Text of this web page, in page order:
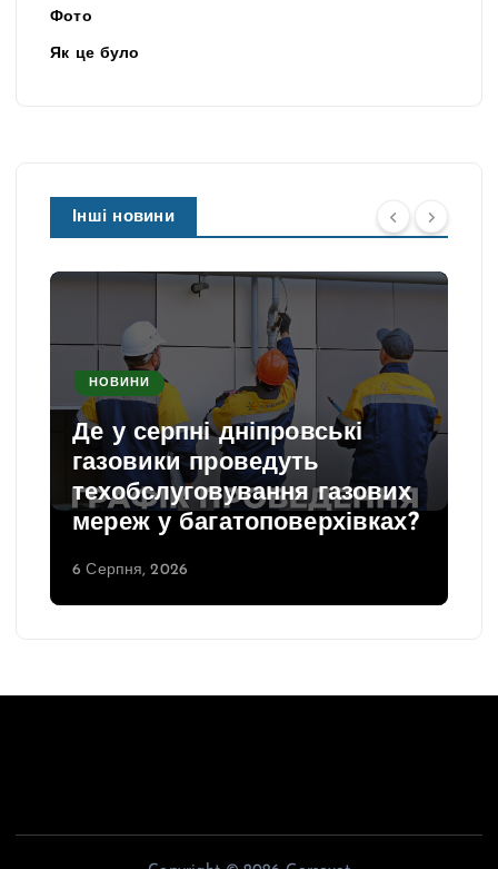
Фото
Як це було
Інші новини
НОВИНИ
Де у серпні дніпровські
газовики проведуть
техобслуговування газових
мереж у багатоповерхівках?
6 Серпня, 2026